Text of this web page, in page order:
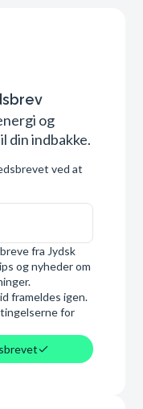
og
din indbakke.
ved at
fra Jydsk
og nyheder om
frameldes igen.
for